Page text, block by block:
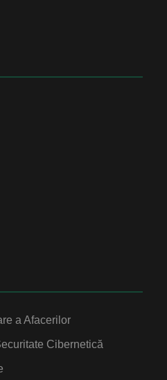
a Afacerilor
Cibernetică